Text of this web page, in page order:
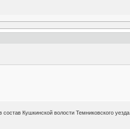
Кушкинской волости Темниковского